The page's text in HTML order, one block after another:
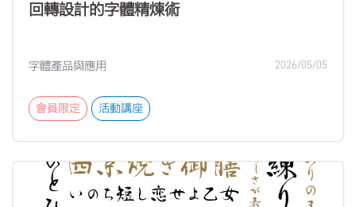
回轉設計的字體精煉術
字體產品與應用 2026/05/05
會員限定 活動講座